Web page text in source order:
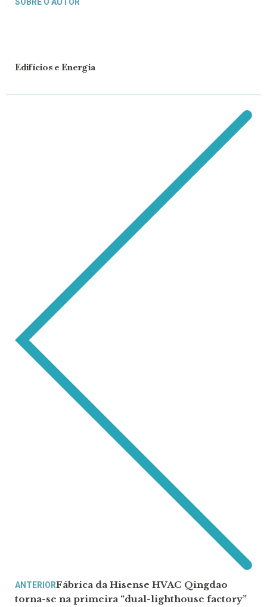
SOBRE O AUTOR
Edifícios e Energia
ANTERIORFábrica da Hisense HVAC Qingdao
torna-se na primeira “dual-lighthouse factory”